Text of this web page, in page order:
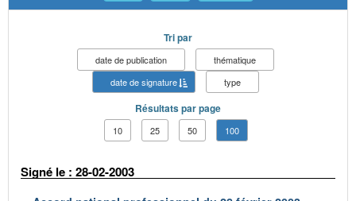
Tri par
date de publication
thématique
date de signature
type
Résultats par page
10 25 50 100
Signé le : 28-02-2003